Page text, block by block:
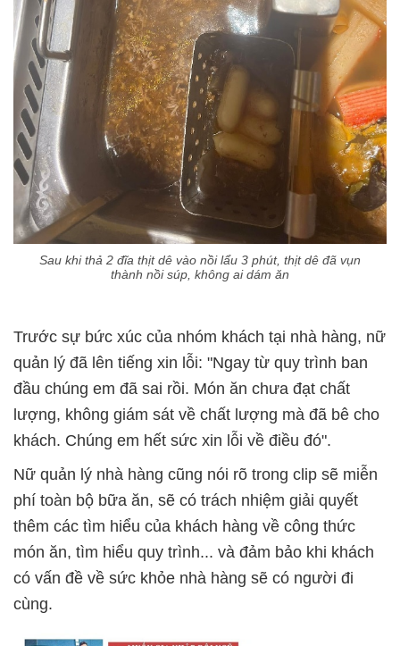
Sau khi thả 2 đĩa thịt dê vào nồi lẩu 3 phút, thịt dê đã vụn
thành nồi súp, không ai dám ăn
Trước sự bức xúc của nhóm khách tại nhà hàng, nữ
quản lý đã lên tiếng xin lỗi: "Ngay từ quy trình ban
đầu chúng em đã sai rồi. Món ăn chưa đạt chất
lượng, không giám sát về chất lượng mà đã bê cho
khách. Chúng em hết sức xin lỗi về điều đó".
Nữ quản lý nhà hàng cũng nói rõ trong clip sẽ miễn
phí toàn bộ bữa ăn, sẽ có trách nhiệm giải quyết
thêm các tìm hiểu của khách hàng về công thức
món ăn, tìm hiểu quy trình... và đảm bảo khi khách
có vấn đề về sức khỏe nhà hàng sẽ có người đi
cùng.